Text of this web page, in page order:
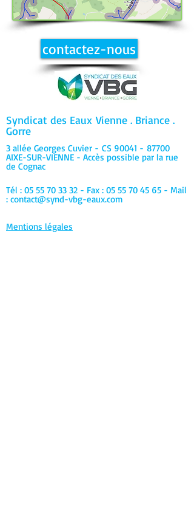
contactez-nous
Syndicat des EauxVienne . Briance .
Gorre
3 allée Georges Cuvier - CS 90041 - 87700
AIXE-SUR-VIENNE - Accès possible par la rue
de Cognac
Tél : 05 55 70 33 32 - Fax : 05 55 70 45 65 - Mail
: contact@synd-vbg-eaux.com
Mentions légales